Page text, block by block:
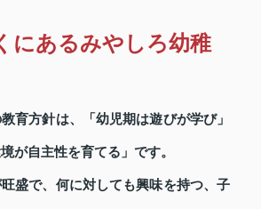
にあるみやしろ幼稚
育方針は、「幼児期は遊びが学び」
が自主性を育てる」です。
盛で、何に対しても興味を持つ、子